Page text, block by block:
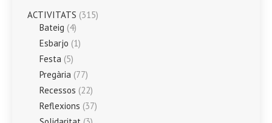
ACTIVITATS (315)
Bateig (4)
Esbarjo (1)
Festa (5)
Pregària (77)
Recessos (22)
Reflexions (37)